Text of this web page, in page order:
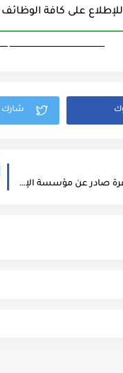
للإطلاع على كافة الوظائف
ـــــــــــــــــــــــــــــــــــــــــــــــــــــــــــــــــــ
اعلان توفر اكثر من 40وظيفة شاغرة صادر عن مؤسسة الإذاعة والتلفزيون الاردني